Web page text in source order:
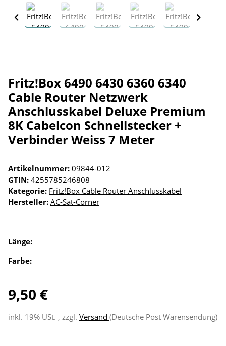
Fritz!Box 6490 6430 6360 6340
Cable Router Netzwerk
Anschlusskabel Deluxe Premium
8K Cabelcon Schnellstecker +
Verbinder Weiss 7 Meter
Artikelnummer: 09844-012
GTIN: 4255785246808
Kategorie: Fritz!Box Cable Router Anschlusskabel
Hersteller: AC-Sat-Corner
Länge:
Farbe:
9,50 €
inkl. 19% USt. , zzgl. Versand (Deutsche Post Warensendung)